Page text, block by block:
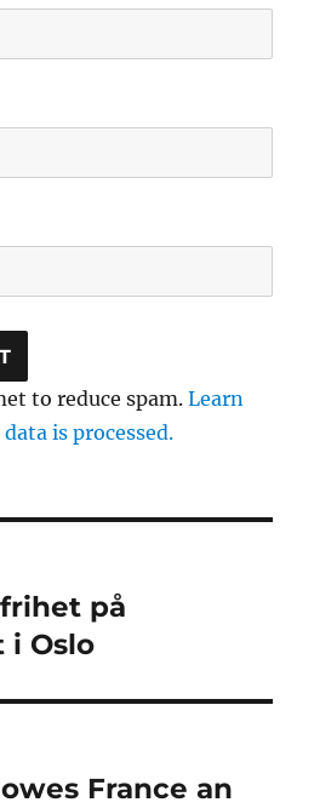
to reduce spam.Learn
is processed.
på
i Oslo
France an